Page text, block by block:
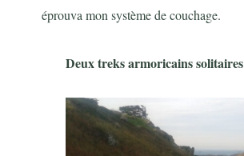
éprouva mon système de couchage.
Deux treks armoricains solitaires